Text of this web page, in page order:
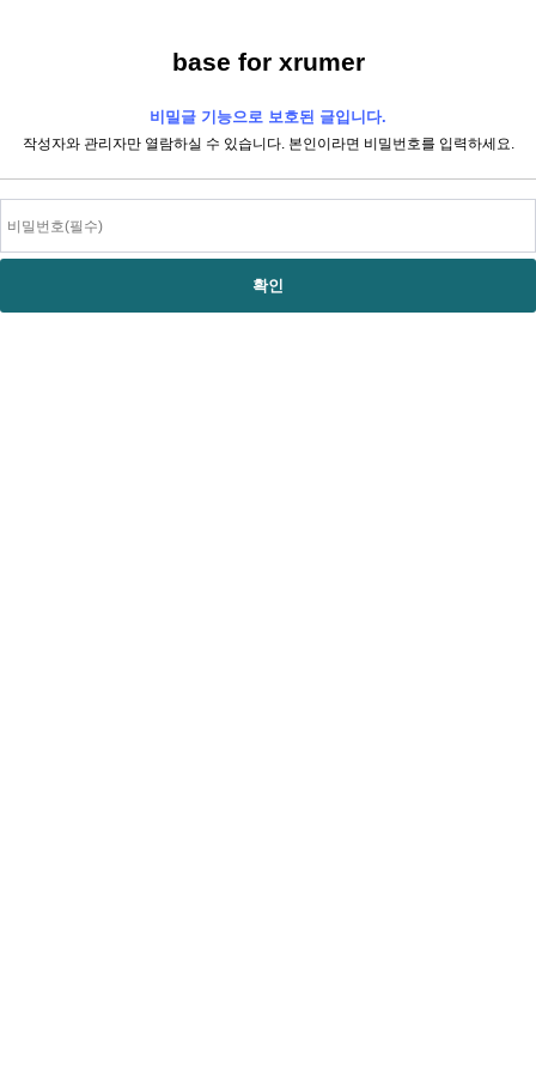
base for xrumer
비밀글 기능으로 보호된 글입니다.
작성자와 관리자만 열람하실 수 있습니다. 본인이라면 비밀번호를 입력하세요.